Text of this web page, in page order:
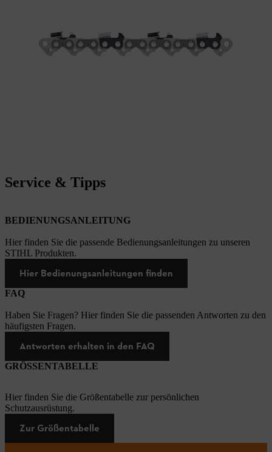
Service & Tipps
BEDIENUNGSANLEITUNG
Hier finden Sie die passende Bedienungsanleitungen zu unseren
STIHL Produkten.
Hier Bedienungsanleitungen finden
FAQ
Haben Sie Fragen? Hier finden Sie die passenden Antworten zu den
häufigsten Fragen.
Antworten erhalten in den FAQ
GRÖSSENTABELLE
Hier finden Sie die Größentabelle zur persönlichen
Schutzausrüstung.
Zur Größentabelle